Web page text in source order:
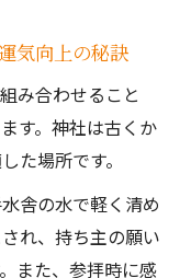
気向上の秘訣
み合わせること
す。神社は古くか
た場所です。
舎の水で軽く清め
れ、持ち主の願い
また、参拝時に感